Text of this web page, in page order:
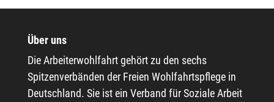
Über uns
Die Arbeiterwohlfahrt gehört zu den sechs
Spitzenverbänden der Freien Wohlfahrtspflege in
Deutschland. Sie ist ein Verband für Soziale Arbeit